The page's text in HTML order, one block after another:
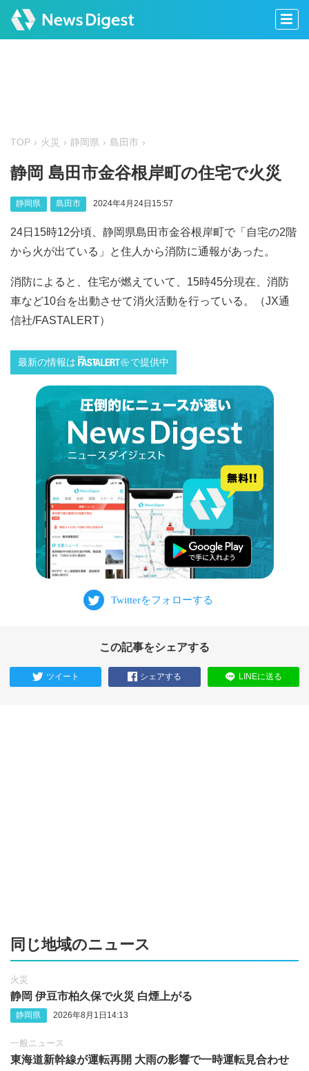
TOP 火災 静岡県 島田市
静岡 島田市金谷根岸町の住宅で火災
静岡県 島田市 2024年4月24日15:57
24日15時12分頃、静岡県島田市金谷根岸町で「自宅の2階
から火が出ている」と住人から消防に通報があった。
消防によると、住宅が燃えていて、15時45分現在、消防
車など10台を出動させて消火活動を行っている。（JX通
信社/FASTALERT）
最新の情報は で提供中
この記事をシェアする
ツイート シェアする LINEに送る
同じ地域のニュース
火災
静岡 伊豆市柏久保で火災 白煙上がる
静岡県 2026年8月1日14:13
一般ニュース
東海道新幹線が運転再開 大雨の影響で一時運転見合わせ